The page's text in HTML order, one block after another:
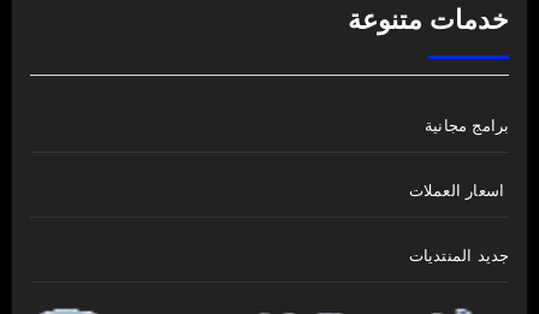
خدمات متنوعة
برامج مجانية
اسعار العملات
جديد المنتديات